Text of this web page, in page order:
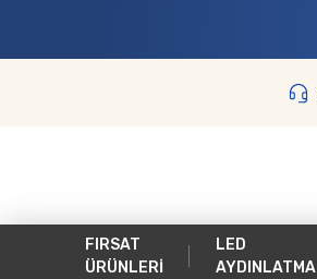
FIRSAT
ÜRÜNLERİ
LED
AYDINLATMA